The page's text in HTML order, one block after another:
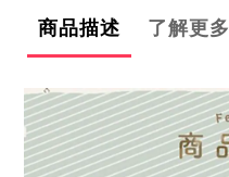
商品描述 了解更多